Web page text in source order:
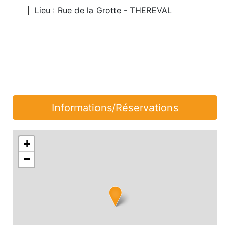
Lieu : Rue de la Grotte - THEREVAL
Informations/Réservations
+
−